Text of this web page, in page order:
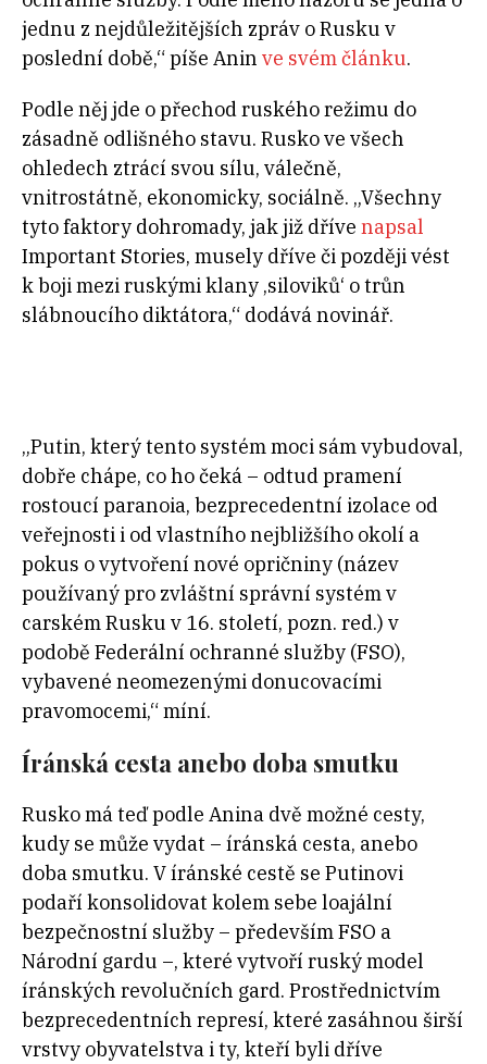
jednu z nejdůležitějších zpráv o Rusku v
poslední době,“ píše Anin ve svém článku.
Podle něj jde o přechod ruského režimu do
zásadně odlišného stavu. Rusko ve všech
ohledech ztrácí svou sílu, válečně,
vnitrostátně, ekonomicky, sociálně. „Všechny
tyto faktory dohromady, jak již dříve napsal
Important Stories, musely dříve či později vést
k boji mezi ruskými klany ‚siloviků‘ o trůn
slábnoucího diktátora,“ dodává novinář.
„Putin, který tento systém moci sám vybudoval,
dobře chápe, co ho čeká – odtud pramení
rostoucí paranoia, bezprecedentní izolace od
veřejnosti i od vlastního nejbližšího okolí a
pokus o vytvoření nové opričniny (název
používaný pro zvláštní správní systém v
carském Rusku v 16. století, pozn. red.) v
podobě Federální ochranné služby (FSO),
vybavené neomezenými donucovacími
pravomocemi,“ míní.
Íránská cesta anebo doba smutku
Rusko má teď podle Anina dvě možné cesty,
kudy se může vydat – íránská cesta, anebo
doba smutku. V íránské cestě se Putinovi
podaří konsolidovat kolem sebe loajální
bezpečnostní služby – především FSO a
Národní gardu –, které vytvoří ruský model
íránských revolučních gard. Prostřednictvím
bezprecedentních represí, které zasáhnou širší
vrstvy obyvatelstva i ty, kteří byli dříve